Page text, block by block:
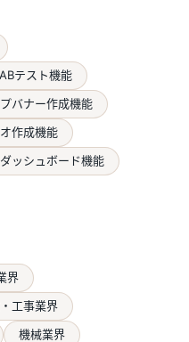
ABテスト機能
バナー作成機能
作成機能
ダッシュボード機能
界
工事業界
機械業界